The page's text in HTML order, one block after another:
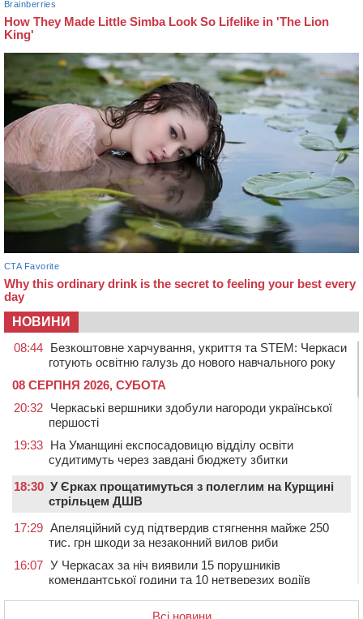
НОВИНИ
08:44 Безкоштовне харчування, укриття та STEM: Черкаси
готують освітню галузь до нового навчального року
08 СЕРПНЯ 2026, СУБОТА
20:32 Черкаські вершники здобули нагороди української
першості
19:33 На Уманщині експосадовицю відділу освіти
судитимуть через завдані бюджету збитки
18:30 У Єрках прощатимуться з полеглим на Курщині
стрільцем ДШВ
17:29 Апеляційний суд підтвердив стягнення майже 250
тис. грн шкоди за незаконний вилов риби
16:07 У Черкасах за ніч виявили 15 порушників
комендантської години та 10 нетверезих водіїв
15:12 На Золотоніщині водійка збила пішохода, який